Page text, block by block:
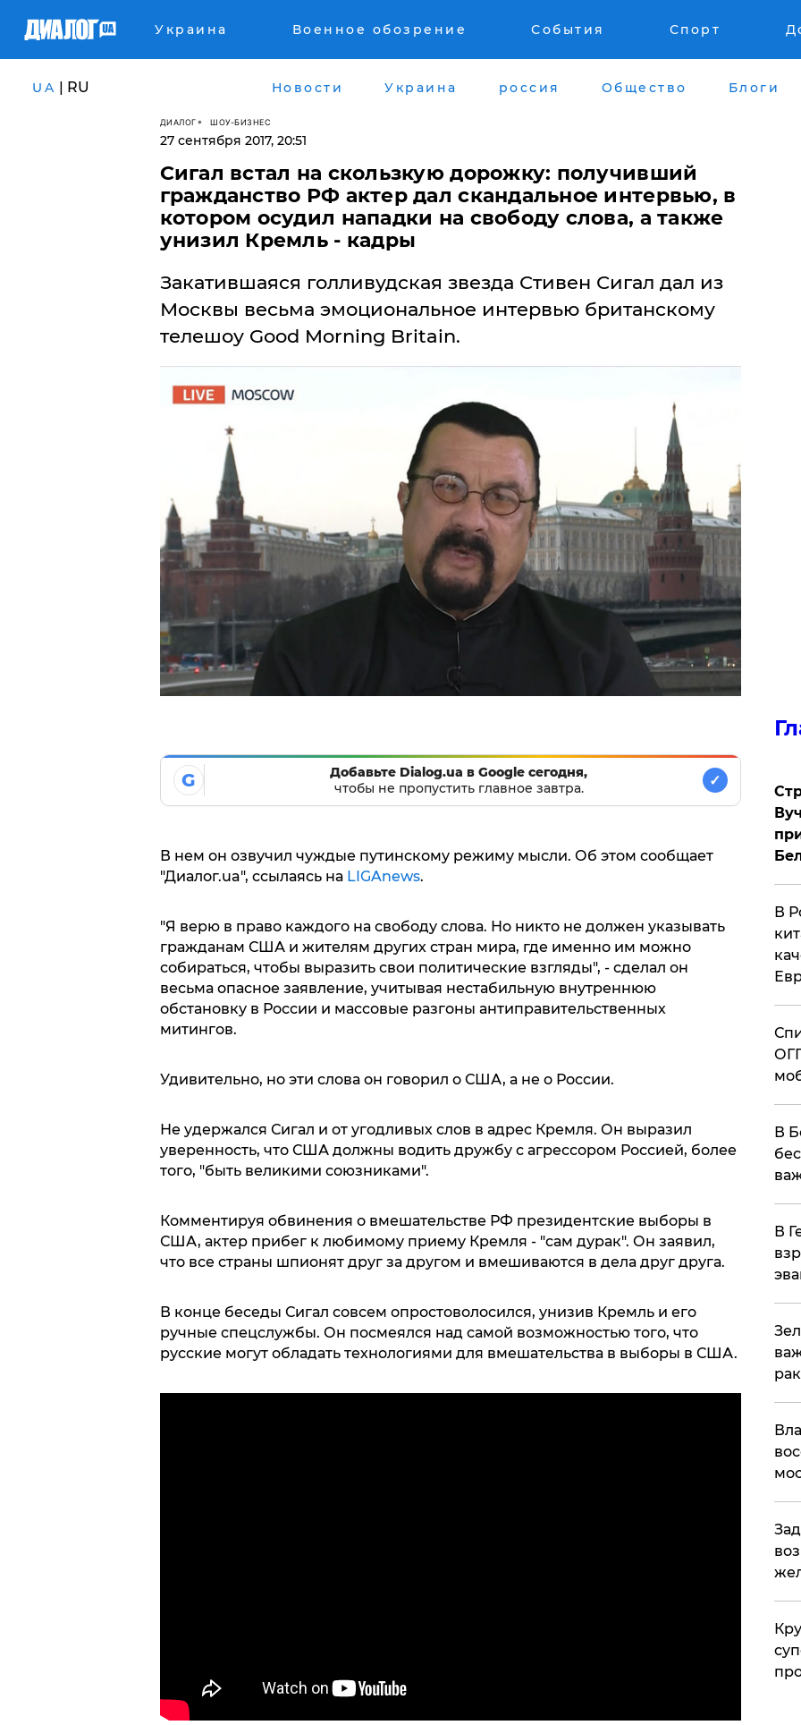
Украина Военное обозрение События Спорт
UA | RU Новости Украина россия Общество Блоги
ДИАЛОГ ШОУ-БИЗНЕС
27 сентября 2017, 20:51
​Сигал встал на скользкую дорожку: получивший
гражданство РФ актер дал скандальное интервью, в
котором осудил нападки на свободу слова, а также
унизил Кремль - кадры
Закатившаяся голливудская звезда Стивен Сигал дал из
Москвы весьма эмоциональное интервью британскому
телешоу Good Morning Britain.
G
Добавьте Dialog.ua в Google сегодня,
чтобы не пропустить главное завтра.
✓
В нем он озвучил чуждые путинскому режиму мысли. Об этом сообщает
"Диалог.ua", ссылаясь на LIGAnews.
"Я верю в право каждого на свободу слова. Но никто не должен указывать
гражданам США и жителям других стран мира, где именно им можно
собираться, чтобы выразить свои политические взгляды", - сделал он
весьма опасное заявление, учитывая нестабильную внутреннюю
обстановку в России и массовые разгоны антиправительственных
митингов.
Удивительно, но эти слова он говорил о США, а не о России.
Не удержался Сигал и от угодливых слов в адрес Кремля. Он выразил
уверенность, что США должны водить дружбу с агрессором Россией, более
того, "быть великими союзниками".
Комментируя обвинения о вмешательстве РФ президентские выборы в
США, актер прибег к любимому приему Кремля - "сам дурак". Он заявил,
что все страны шпионят друг за другом и вмешиваются в дела друг друга.
В конце беседы Сигал совсем опростоволосился, унизив Кремль и его
ручные спецслужбы. Он посмеялся над самой возможностью того, что
русские могут обладать технологиями для вмешательства в выборы в США.
В
В
В